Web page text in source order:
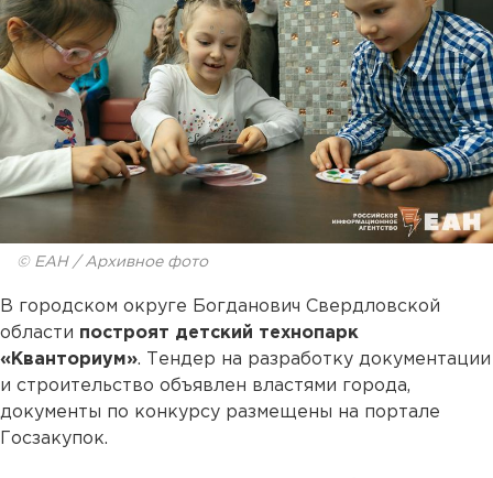
© ЕАН / Архивное фото
В городском округе Богданович Свердловской
области построят детский технопарк
«Кванториум». Тендер на разработку документации
и строительство объявлен властями города,
документы по конкурсу размещены на портале
Госзакупок.